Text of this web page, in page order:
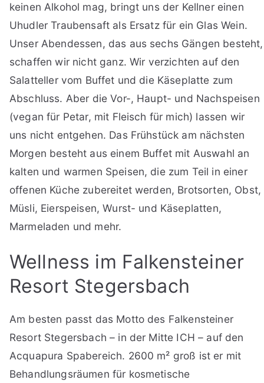
keinen Alkohol mag, bringt uns der Kellner einen
Uhudler Traubensaft als Ersatz für ein Glas Wein.
Unser Abendessen, das aus sechs Gängen besteht,
schaffen wir nicht ganz. Wir verzichten auf den
Salatteller vom Buffet und die Käseplatte zum
Abschluss. Aber die Vor-, Haupt- und Nachspeisen
(vegan für Petar, mit Fleisch für mich) lassen wir
uns nicht entgehen. Das Frühstück am nächsten
Morgen besteht aus einem Buffet mit Auswahl an
kalten und warmen Speisen, die zum Teil in einer
offenen Küche zubereitet werden, Brotsorten, Obst,
Müsli, Eierspeisen, Wurst- und Käseplatten,
Marmeladen und mehr.
Wellness im Falkensteiner
Resort Stegersbach
Am besten passt das Motto des Falkensteiner
Resort Stegersbach – in der Mitte ICH – auf den
Acquapura Spabereich. 2600 m² groß ist er mit
Behandlungsräumen für kosmetische